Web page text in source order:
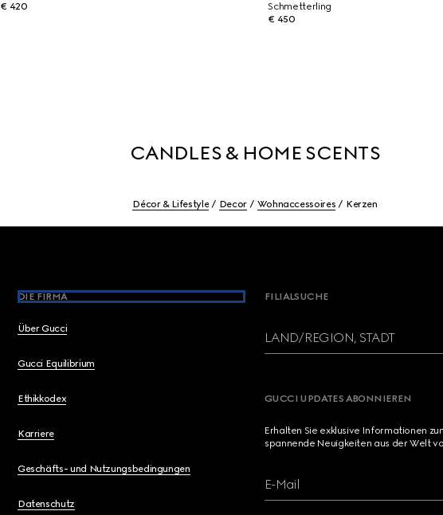
€ 420
Schmetterling
€ 450
CANDLES & HOME SCENTS
Décor & Lifestyle Decor Wohnaccessoires Kerzen
DIE FIRMA
Über Gucci
Gucci Equilibrium
Ethikkodex
Karriere
Geschäfts- und Nutzungsbedingungen
Datenschutz
FILIALSUCHE
LAND/REGION, STADT
GUCCI UPDATES ABONNIEREN
Erhalten Sie exklusive Informationen
spannende Neuigkeiten aus der Welt
E-Mail